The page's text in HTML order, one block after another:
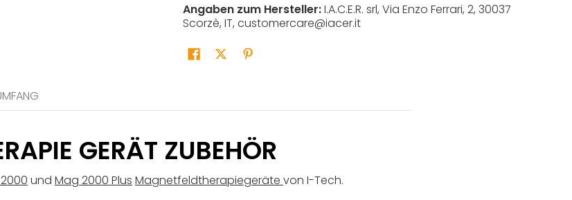
Angaben zum Hersteller:I.A.C.E.R. srl, Via Enzo Ferrari, 2, 30037
Scorzè, IT, customercare@iacer.it
GERÄT ZUBEHÖR
und Mag 2000 Plus Magnetfeldtherapiegeräte von I-Tech.